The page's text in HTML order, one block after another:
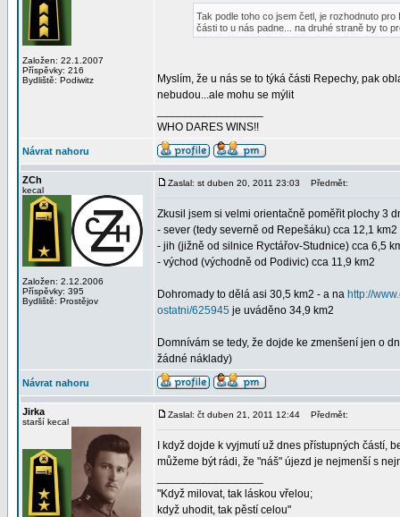
Založen: 22.1.2007
Příspěvky: 216
Bydliště: Podiwitz
Tak podle toho co jsem četl, je rozhodnuto
části to u nás padne... na druhé straně by to
Myslím, že u nás se to týká části Repechy, pak
nebudou...ale mohu se mýlit
WHO DARES WINS!!
Návrat nahoru
ZCh
kecal
Založen: 2.12.2006
Příspěvky: 395
Bydliště: Prostějov
Zaslal: st duben 20, 2011 23:03 Předmět:
Zkusil jsem si velmi orientačně poměřit plochy 3
- sever (tedy severně od Repešáku) cca 12,1 km2
- jih (jižně od silnice Ryctářov-Studnice) cca 6,5
- východ (východně od Podivic) cca 11,9 km2
Dohromady to dělá asi 30,5 km2 - a na http://
ostatni/625945 je uváděno 34,9 km2
Domnívám se tedy, že dojde ke zmenšení jen o
žádné náklady)
Návrat nahoru
Jirka
starší kecal
Zaslal: čt duben 21, 2011 12:44 Předmět:
I když dojde k vyjmutí už dnes přístupných částí,
můžeme být rádi, že "náš" újezd je nejmenší s
"Když milovat, tak láskou vřelou;
když uhodit, tak pěstí celou"